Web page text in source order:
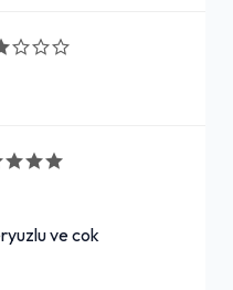
ve cok